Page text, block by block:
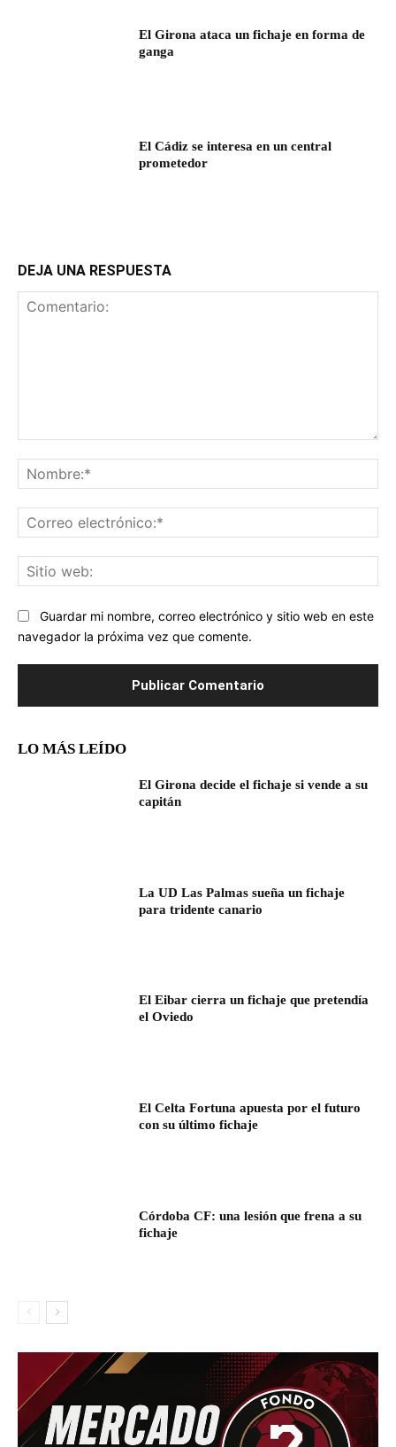
El Girona ataca un fichaje en forma de
ganga
El Cádiz se interesa en un central
prometedor
DEJA UNA RESPUESTA
Guardar mi nombre, correo electrónico y sitio web en este
navegador la próxima vez que comente.
LO MÁS LEÍDO
El Girona decide el fichaje si vende a su
capitán
La UD Las Palmas sueña un fichaje
para tridente canario
El Eibar cierra un fichaje que pretendía
el Oviedo
El Celta Fortuna apuesta por el futuro
con su último fichaje
Córdoba CF: una lesión que frena a su
fichaje